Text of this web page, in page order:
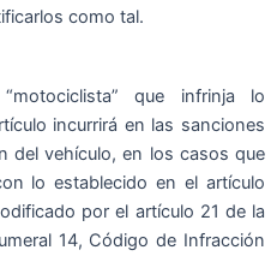
como tal.
que infrinja lo
incurrirá en las sanciones
del vehículo, en los casos que
lo establecido en el artículo
por el artículo 21 de la
14, Código de Infracción